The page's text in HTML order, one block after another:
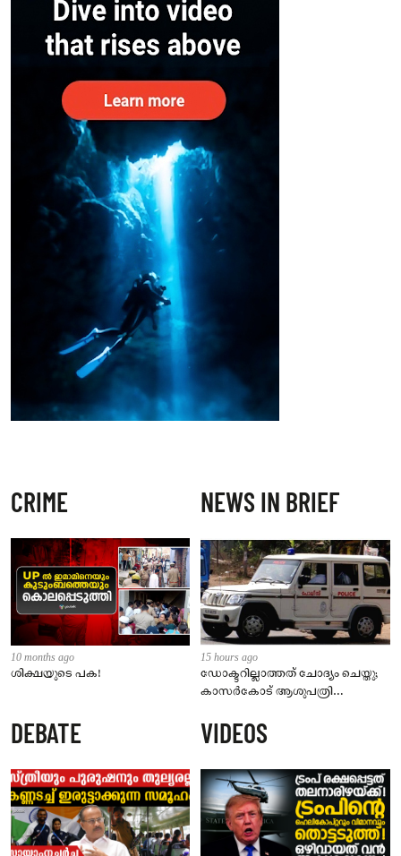
CRIME
10 months ago
ശിക്ഷയുടെ പക!
NEWS IN BRIEF
15 hours ago
ഡോക്ടറില്ലാത്തത് ചോദ്യം ചെയ്തു;
കാസർകോട് ആശുപത്രി
നാട്ടുകാർക്കെതിരെ കേസ്
DEBATE VIDEOS